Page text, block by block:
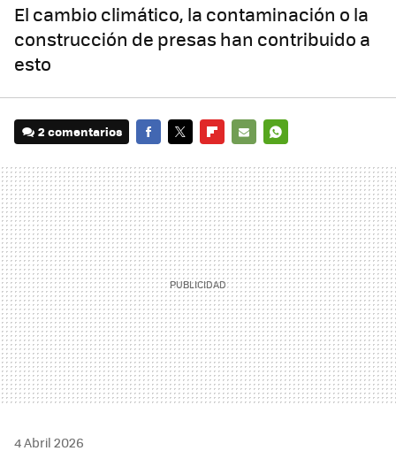
El cambio climático, la contaminación o la
construcción de presas han contribuido a
esto
2 comentarios
MAIL
4 Abril 2026